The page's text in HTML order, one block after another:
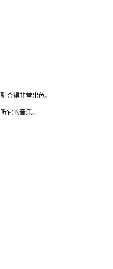
合得非常出色。
它的音乐。